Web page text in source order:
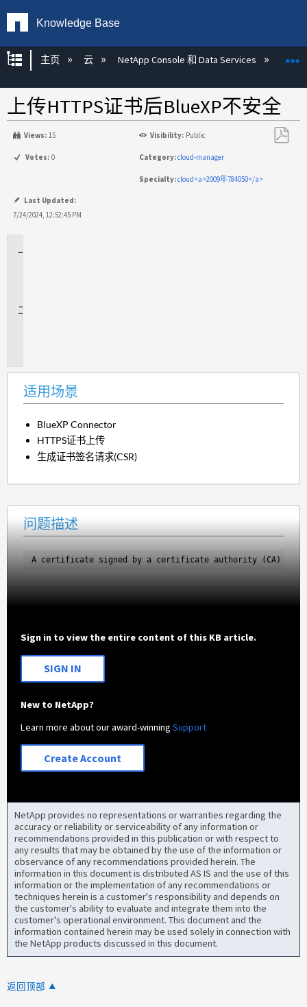
Knowledge Base
扩展/隐缩全局层次
主页 云 NetApp Console 和 Data Services
上传HTTPS证书后BlueXP不安全
Views: 15 Visibility: Public
Votes: 0 Category:cloud-manager
Specialty:cloud<a>2009年784050</a>
Last Updated:
7/24/2024, 12:52:45 PM
适用场景
BlueXP Connector
HTTPS证书上传
生成证书签名请求(CSR)
问题描述
A certificate signed by a certificate authority (CA) was
Sign in to view the entire content of this KB article.
SIGN IN
New to NetApp?
Learn more about our award-winningSupport
Create Account
NetApp provides no representations or warranties regarding the
accuracy or reliability or serviceability of any information or
recommendations provided in this publication or with respect to
any results that may be obtained by the use of the information or
observance of any recommendations provided herein. The
information in this document is distributed AS IS and the use of this
information or the implementation of any recommendations or
techniques herein is a customer's responsibility and depends on
the customer's ability to evaluate and integrate them into the
customer's operational environment. This document and the
information contained herein may be used solely in connection with
the NetApp products discussed in this document.
返回顶部